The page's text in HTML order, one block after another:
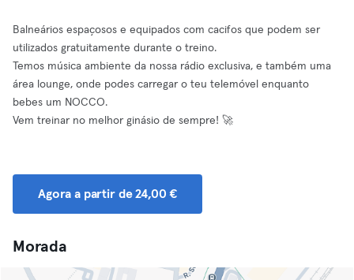
Balneários espaçosos e equipados com cacifos que podem ser
utilizados gratuitamente durante o treino.
Temos música ambiente da nossa rádio exclusiva, e também uma
área lounge, onde podes carregar o teu telemóvel enquanto
bebes um NOCCO.
Vem treinar no melhor ginásio de sempre! 🚀
Agora a partir de 24,00 €
Morada